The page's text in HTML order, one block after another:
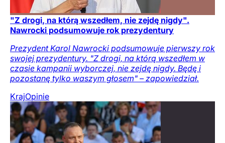
"Z drogi, na którą wszedłem, nie zejdę nigdy".
Nawrocki podsumowuje rok prezydentury
Prezydent Karol Nawrocki podsumowuje pierwszy rok
swojej prezydentury. "Z drogi, na którą wszedłem w
czasie kampanii wyborczej, nie zejdę nigdy. Będę i
pozostanę tylko waszym głosem" – zapowiedział.
KrajOpinie